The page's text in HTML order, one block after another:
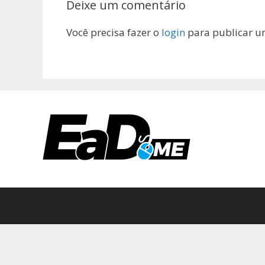
Deixe um comentário
Você precisa fazer o login para publicar